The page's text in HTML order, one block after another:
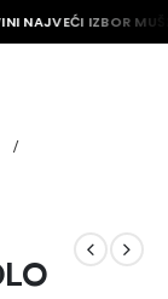
NAJVEĆI IZBOR